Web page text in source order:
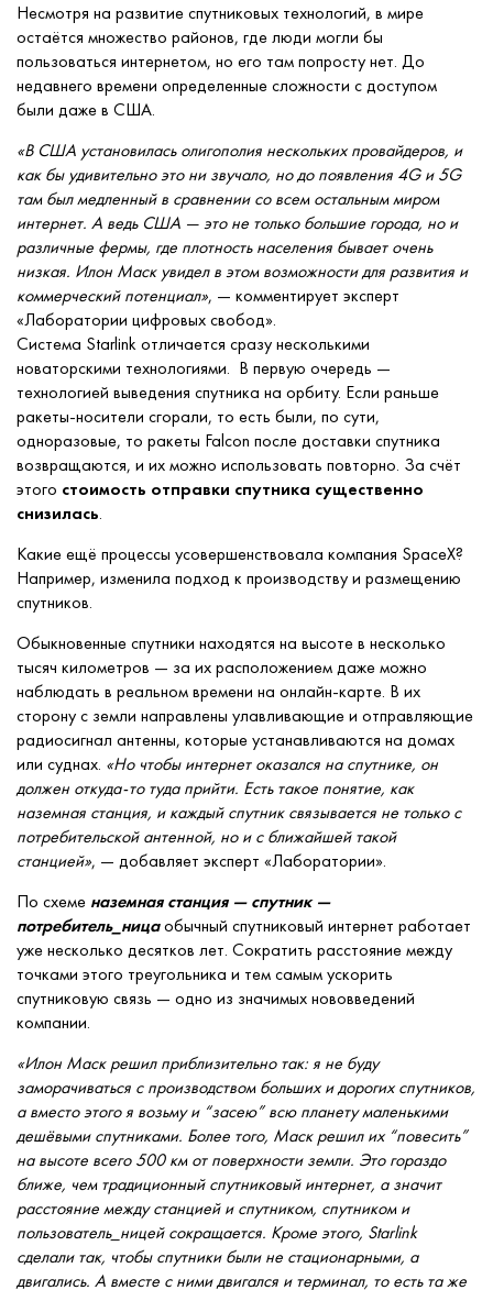
Несмотря на развитие спутниковых технологий, в мире
остаётся множество районов, где люди могли бы
пользоваться интернетом, но его там попросту нет. До
недавнего времени определенные сложности с доступом
были даже в США.
«В США установилась олигополия нескольких провайдеров, и
как бы удивительно это ни звучало, но до появления 4G и 5G
там был медленный в сравнении со всем остальным миром
интернет. А ведь США — это не только большие города, но и
различные фермы, где плотность населения бывает очень
низкая. Илон Маск увидел в этом возможности для развития и
коммерческий потенциал», — комментирует эксперт
«Лаборатории цифровых свобод‎».
Система Starlink отличается сразу несколькими
новаторскими технологиями. В первую очередь —
технологией выведения спутника на орбиту. Если раньше
ракеты-носители сгорали, то есть были, по сути,
одноразовые, то ракеты Falcon после доставки спутника
возвращаются, и их можно использовать повторно. За счёт
этого стоимость отправки спутника существенно
снизилась.
Какие ещё процессы усовершенствовала компания SpaceX?
Например, изменила подход к производству и размещению
спутников.
Обыкновенные спутники находятся на высоте в несколько
тысяч километров — за их расположением даже можно
наблюдать в реальном времени на онлайн-карте. В их
сторону с земли направлены улавливающие и отправляющие
радиосигнал антенны, которые устанавливаются на домах
или суднах. «Но чтобы интернет оказался на спутнике, он
должен откуда-то туда прийти. Есть такое понятие, как
наземная станция, и каждый спутник связывается не только с
потребительской антенной, но и с ближайшей такой
станцией», — добавляет эксперт «Лаборатории».
По схеме наземная станция — спутник —
потребитель_ницаобычный спутниковый интернет работает
уже несколько десятков лет. Сократить расстояние между
точками этого треугольника и тем самым ускорить
спутниковую связь — одно из значимых нововведений
компании.
«Илон Маск решил приблизительно так: я не буду
заморачиваться с производством больших и дорогих спутников,
а вместо этого я возьму и “засею” всю планету маленькими
дешёвыми спутниками. Более того, Маск решил их “повесить”
на высоте всего 500 км от поверхности земли. Это гораздо
ближе, чем традиционный спутниковый интернет, а значит
расстояние между станцией и спутником, спутником и
пользователь_ницей сокращается. Кроме этого, Starlink
сделали так, чтобы спутники были не стационарными, а
двигались. А вместе с ними двигался и терминал, то есть та же